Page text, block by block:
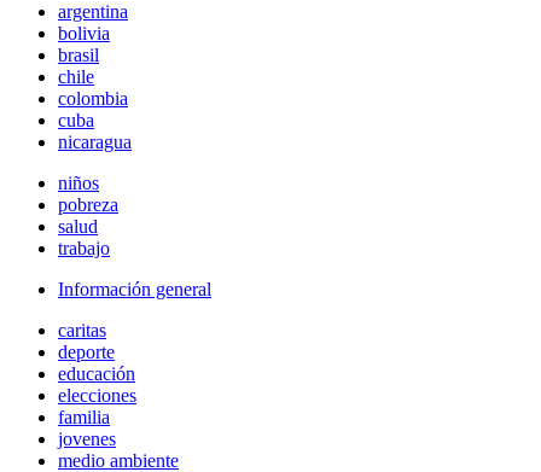
argentina
bolivia
brasil
chile
colombia
cuba
nicaragua
niños
pobreza
salud
trabajo
Información general
caritas
deporte
educación
elecciones
familia
jovenes
medio ambiente